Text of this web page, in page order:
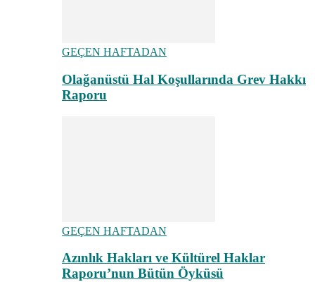
GEÇEN HAFTADAN
Olağanüstü Hal Koşullarında Grev Hakkı
Raporu
GEÇEN HAFTADAN
Azınlık Hakları ve Kültürel Haklar
Raporu’nun Bütün Öyküsü